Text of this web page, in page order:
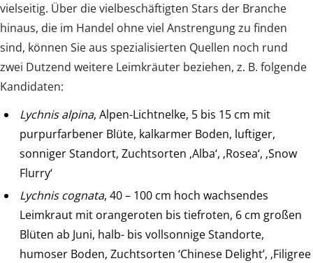
vielseitig. Über die vielbeschäftigten Stars der Branche
hinaus, die im Handel ohne viel Anstrengung zu finden
sind, können Sie aus spezialisierten Quellen noch rund
zwei Dutzend weitere Leimkräuter beziehen, z. B. folgende
Kandidaten:
Lychnis alpina, Alpen-Lichtnelke, 5 bis 15 cm mit
purpurfarbener Blüte, kalkarmer Boden, luftiger,
sonniger Standort, Zuchtsorten ‚Alba‘, ‚Rosea‘, ‚Snow
Flurry‘
Lychnis cognata, 40 – 100 cm hoch wachsendes
Leimkraut mit orangeroten bis tiefroten, 6 cm großen
Blüten ab Juni, halb- bis vollsonnige Standorte,
humoser Boden, Zuchtsorten ‘Chinese Delight’, ‚Filigree